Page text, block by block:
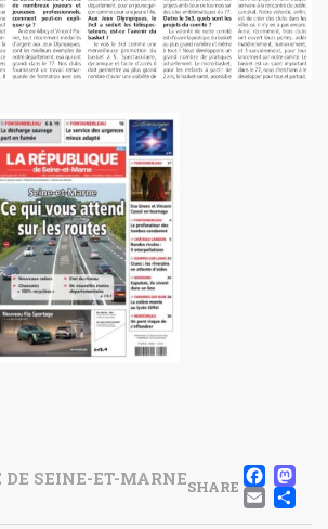
SEINE-ET-MARNESHARE